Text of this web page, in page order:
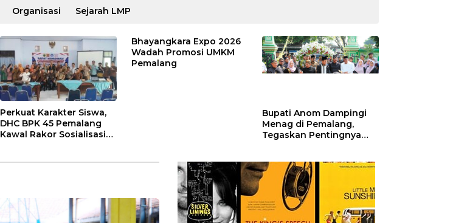
Organisasi Sejarah LMP
Perkuat Karakter Siswa,
DHC BPK 45 Pemalang
Kawal Rakor Sosialisasi
Bhayangkara Expo 2026
Wadah Promosi UMKM
Pemalang
Bupati Anom Dampingi
Menag di Pemalang,
Tegaskan Pentingnya